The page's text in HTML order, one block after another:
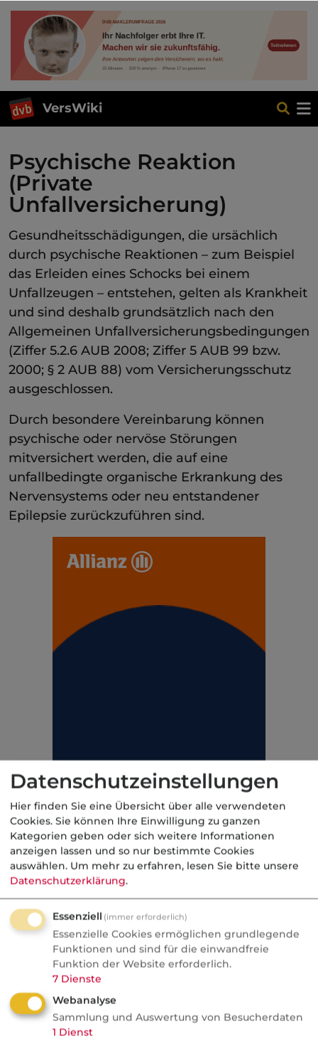
VersWiki
Psychische Reaktion
(Private
Unfallversicherung)
Gesundheitsschädigungen, die ursächlich
durch psychische Reaktionen – zum Beispiel
das Erleiden eines Schocks bei einem
Unfallzeugen – entstehen, gelten als Krankheit
und sind deshalb grundsätzlich nach den
Allgemeinen Unfallversicherungsbedingungen
(Ziffer 5.2.6 AUB 2008; Ziffer 5 AUB 99 bzw.
2000; § 2 AUB 88) vom Versicherungsschutz
ausgeschlossen.
Durch besondere Vereinbarung können
psychische oder nervöse Störungen
mitversichert werden, die auf eine
unfallbedingte organische Erkrankung des
Nervensystems oder neu entstandener
Epilepsie zurückzuführen sind.
Weiterführende Links
Ausschlüsse (Private Unfallversicherung)
Datenschutzeinstellungen
Hier finden Sie eine Übersicht über alle verwendeten
Cookies. Sie können Ihre Einwilligung zu ganzen
Kategorien geben oder sich weitere Informationen
anzeigen lassen und so nur bestimmte Cookies
auswählen. Um mehr zu erfahren, lesen Sie bitte unsere
Datenschutzerklärung.
Essenziell (immer erforderlich)
Essenzielle Cookies ermöglichen grundlegende
Funktionen und sind für die einwandfreie
Funktion der Website erforderlich.
7 Dienste
Webanalyse
Sammlung und Auswertung von Besucherdaten
1 Dienst